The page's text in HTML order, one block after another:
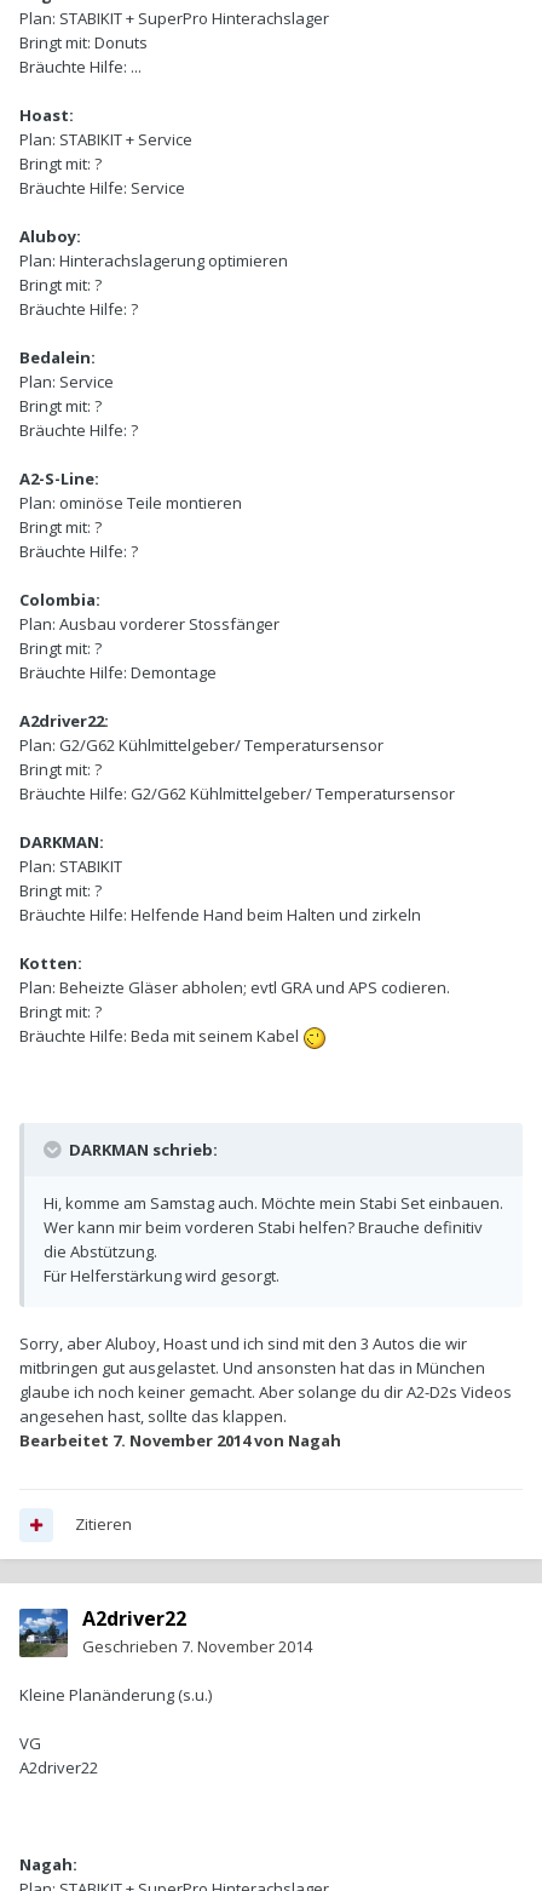
Plan: STABIKIT + SuperPro Hinterachslager
Bringt mit: Donuts
Bräuchte Hilfe: ...
Hoast:
Plan: STABIKIT + Service
Bringt mit: ?
Bräuchte Hilfe: Service
Aluboy:
Plan: Hinterachslagerung optimieren
Bringt mit: ?
Bräuchte Hilfe: ?
Bedalein:
Plan: Service
Bringt mit: ?
Bräuchte Hilfe: ?
A2-S-Line:
Plan: ominöse Teile montieren
Bringt mit: ?
Bräuchte Hilfe: ?
Colombia:
Plan: Ausbau vorderer Stossfänger
Bringt mit: ?
Bräuchte Hilfe: Demontage
A2driver22:
Plan: G2/G62 Kühlmittelgeber/ Temperatursensor
Bringt mit: ?
Bräuchte Hilfe: G2/G62 Kühlmittelgeber/ Temperatursensor
DARKMAN:
Plan: STABIKIT
Bringt mit: ?
Bräuchte Hilfe: Helfende Hand beim Halten und zirkeln
Kotten:
Plan: Beheizte Gläser abholen; evtl GRA und APS codieren.
Bringt mit: ?
Bräuchte Hilfe: Beda mit seinem Kabel
DARKMAN schrieb:
Hi, komme am Samstag auch. Möchte mein Stabi Set einbauen.
Wer kann mir beim vorderen Stabi helfen? Brauche definitiv
die Abstützung.
Für Helferstärkung wird gesorgt.
Sorry, aber Aluboy, Hoast und ich sind mit den 3 Autos die wir
mitbringen gut ausgelastet. Und ansonsten hat das in München
glaube ich noch keiner gemacht. Aber solange du dir A2-D2s Videos
angesehen hast, sollte das klappen.
Bearbeitet 7. November 2014von Nagah
Zitieren
A2driver22
Geschrieben 7. November 2014
Kleine Planänderung (s.u.)
VG
A2driver22
Nagah: